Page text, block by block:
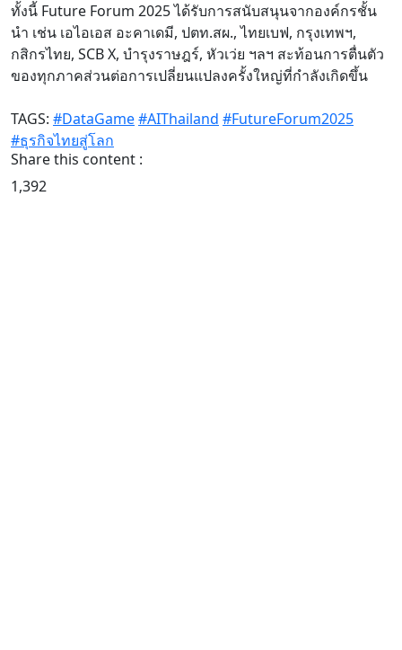
ทั้งนี้ Future Forum 2025 ได้รับการสนับสนุนจากองค์กรชั้น
นำ เช่น เอไอเอส อะคาเดมี, ปตท.สผ., ไทยเบฟ, กรุงเทพฯ,
กสิกรไทย, SCB X, บำรุงราษฎร์, หัวเว่ย ฯลฯ สะท้อนการตื่นตัว
ของทุกภาคส่วนต่อการเปลี่ยนแปลงครั้งใหญ่ที่กำลังเกิดขึ้น
TAGS: #DataGame#AIThailand #FutureForum2025
#ธุรกิจไทยสู่โลก
Share this content :
1,392